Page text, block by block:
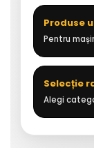
Produse
Pentru
Selecție
Alegi